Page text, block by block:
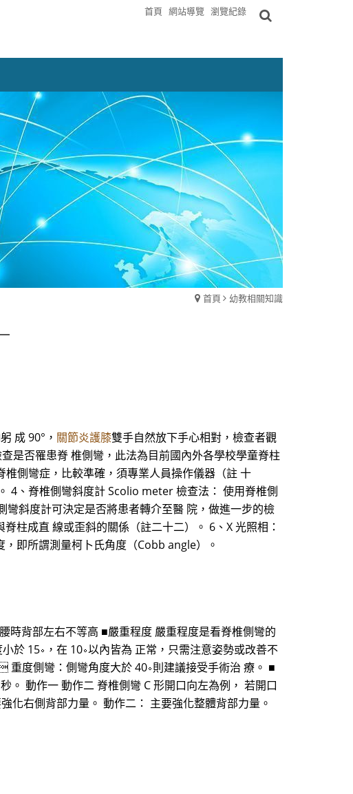
首頁 網站導覽 瀏覽紀錄
首頁 幼教相關知識
成 90°， 關節炎護膝雙手自然放下手心相對，檢查者觀
是否罹患脊 椎側彎，此法為目前國內外各學校學童脊柱
側彎症，比較準確，須專業人員操作儀器（註 十
4、脊椎側彎斜度計 Scolio meter 檢查法： 使用脊椎側
斜度計可決定是否將患者轉介至醫 院，做進一步的檢
柱成直 線或歪斜的關係（註二十二）。 6、X 光照相：
即所謂測量柯卜氏角度（Cobb angle）。
時背部左右不等高 ■嚴重程度 嚴重程度是看脊椎側彎的
於 15∘，在 10∘以內皆為 正常，只需注意姿勢或改善不
度側彎：側彎角度大於 40∘則建議接受手術治 療。 ■
動作一 動作二 脊椎側彎 C 形開口向左為例， 若開口
化右側背部力量。 動作二： 主要強化整體背部力量。